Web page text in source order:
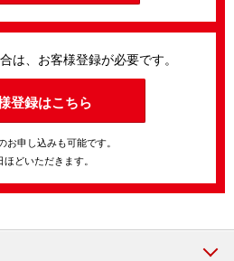
は、お客様登録が必要です。
登録はこちら
お申し込みも可能です。
ほどいただきます。